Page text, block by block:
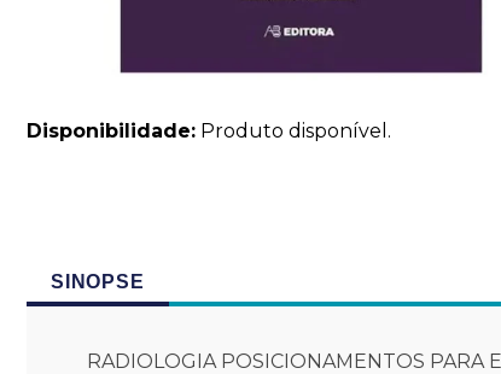
Disponibilidade: Produto disponível.
SINOPSE
RADIOLOGIA POSICIONAMENTOS PARA